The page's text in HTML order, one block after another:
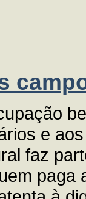
e
faz
paga